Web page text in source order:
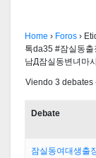
Home › Foros ›
톡da35 #잠실동
남Д잠실동변녀마
Viendo 3 debates
Debate
잠실동여대생출